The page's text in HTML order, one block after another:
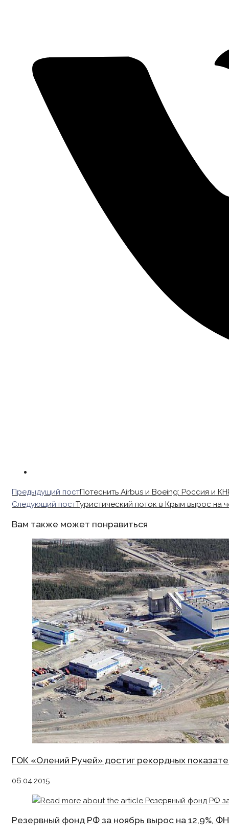
Read
more
Предыдущий постПотеснить Airbus и Boeing: Россия и
Следующий постТуристический поток в Крым вырос на
Вам также может понравиться
ГОК «Олений Ручей» достиг рекордных
06.04.2015
Резервный фонд РФ за ноябрь вырос на 12,9%,